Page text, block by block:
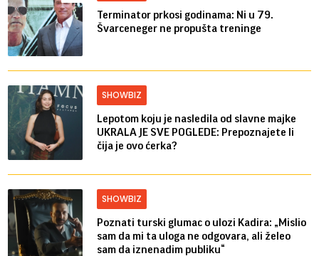
Terminator prkosi godinama: Ni u 79.
Švarceneger ne propušta treninge
SHOWBIZ
Lepotom koju je nasledila od slavne majke
UKRALA JE SVE POGLEDE: Prepoznajete li
čija je ovo ćerka?
SHOWBIZ
Poznati turski glumac o ulozi Kadira: „Mislio
sam da mi ta uloga ne odgovara, ali želeo
sam da iznenadim publiku“